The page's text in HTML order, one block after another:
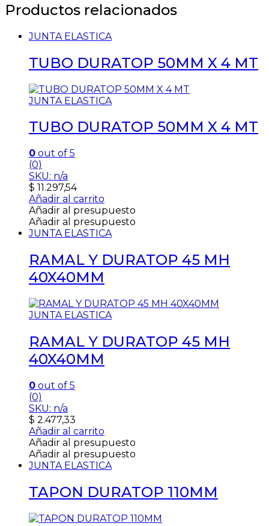
Productos relacionados
JUNTA ELASTICA
TUBO DURATOP 50MM X 4 MT
JUNTA ELASTICA
TUBO DURATOP 50MM X 4 MT
0 out of 5
(0)
SKU: n/a
$ 11.297,54
Añadir al carrito
Añadir al presupuesto
Añadir al presupuesto
JUNTA ELASTICA
RAMAL Y DURATOP 45 MH
40X40MM
JUNTA ELASTICA
RAMAL Y DURATOP 45 MH
40X40MM
0 out of 5
(0)
SKU: n/a
$ 2.477,33
Añadir al carrito
Añadir al presupuesto
Añadir al presupuesto
JUNTA ELASTICA
TAPON DURATOP 110MM